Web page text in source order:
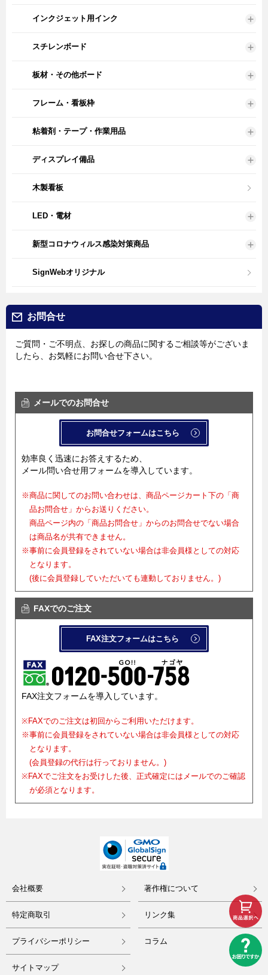
インクジェット用インク
スチレンボード
板材・その他ボード
フレーム・看板枠
粘着剤・テープ・作業用品
ディスプレイ備品
木製看板
LED・電材
新型コロナウィルス感染対策商品
SignWebオリジナル
お問合せ
ご質問・ご不明点、お探しの商品に関するご相談等がございま
したら、お気軽にお問い合せ下さい。
メールでのお問合せ
お問合せフォームはこちら
効率良く迅速にお答えするため、
メール問い合せ用フォームを導入しています。
※商品に関してのお問い合わせは、商品ページカート下の「商
品お問合せ」からお送りください。
商品ページ内の「商品お問合せ」からのお問合せでない場合
は商品名が共有できません。
※事前に会員登録をされていない場合は非会員様としての対応
となります。
(後に会員登録していただいても連動しておりません。)
FAXでのご注文
FAX注文フォームはこちら
FAX注文フォームを導入しています。
※FAXでのご注文は初回からご利用いただけます。
※事前に会員登録をされていない場合は非会員様としての対応
となります。
(会員登録の代行は行っておりません。)
※FAXでご注文をお受けした後、正式確定にはメールでのご確認
が必須となります。
会社概要
特定商取引
プライバシーポリシー
サイトマップ
著作権について
リンク集
コラム